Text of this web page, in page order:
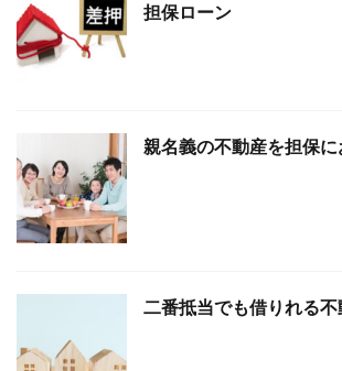
担保ローン
親名義の不動産を担保
二番抵当でも借りれる